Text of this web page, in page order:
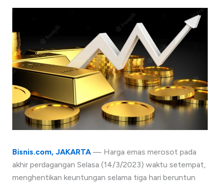
Bisnis.com, JAKARTA— Harga emas merosot pada
akhir perdagangan Selasa (14/3/2023) waktu setempat,
menghentikan keuntungan selama tiga hari beruntun